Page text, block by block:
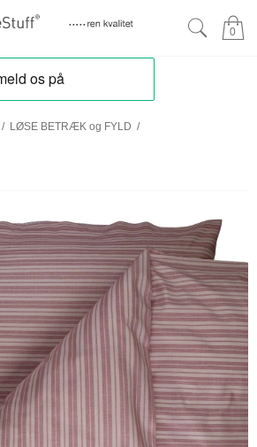
0
/ LØSE BETRÆK og FYLD /